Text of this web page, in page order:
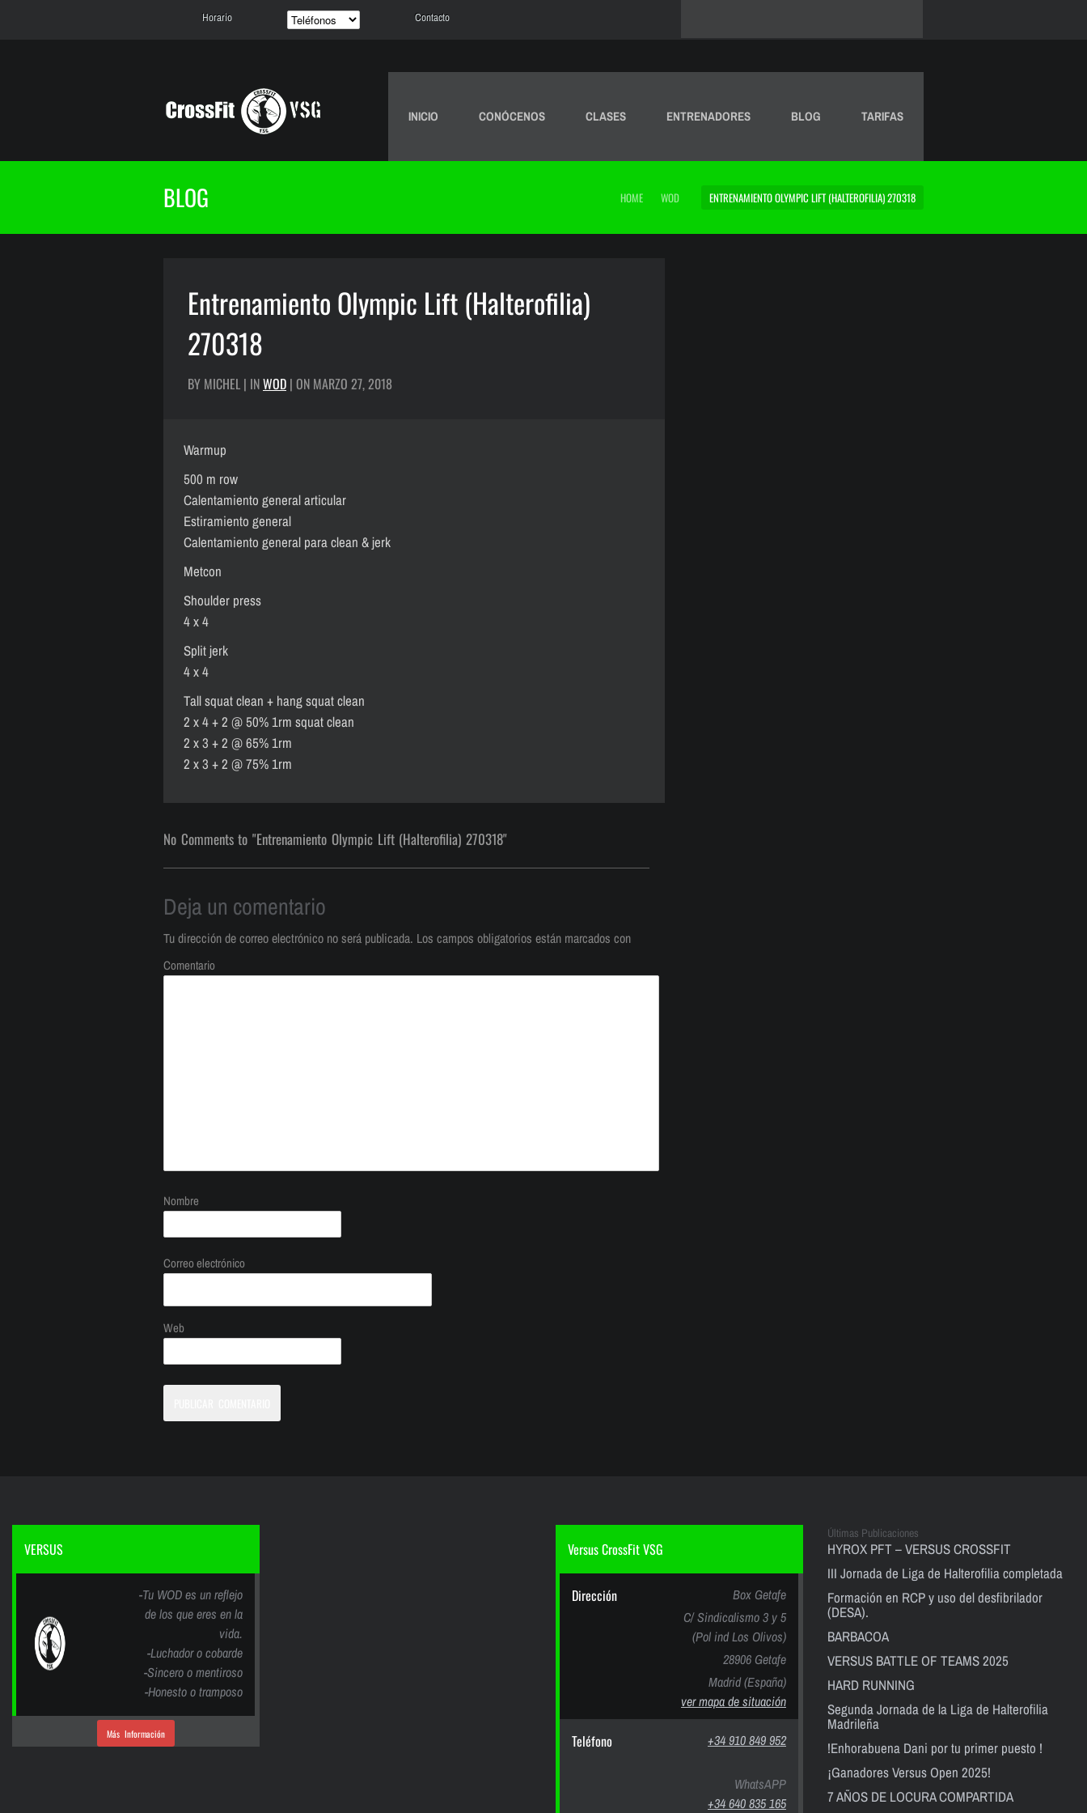
Horario Contacto
INICIO CONÓCENOS CLASES ENTRENADORES BLOG TARIFAS
BLOG HOME WOD ENTRENAMIENTO OLYMPIC LIFT (HALTEROFILIA) 270318
Entrenamiento Olympic Lift (Halterofilia)
270318
BY MICHEL | INWOD | ON MARZO 27, 2018
Warmup
500 m row
Calentamiento general articular
Estiramiento general
Calentamiento general para clean & jerk
Metcon
Shoulder press
4 x 4
Split jerk
4 x 4
Tall squat clean + hang squat clean
2 x 4 + 2 @ 50% 1rm squat clean
2 x 3 + 2 @ 65% 1rm
2 x 3 + 2 @ 75% 1rm
No Comments to "Entrenamiento Olympic Lift (Halterofilia) 270318"
Deja un comentario
Tu dirección de correo electrónico no será publicada. Los campos obligatorios están marcados con
Comentario
Nombre
Correo electrónico
Web
VERSUS
-Tu WOD es un reflejo
de los que eres en la
vida.
-Luchador o cobarde
-Sincero o mentiroso
-Honesto o tramposo
Más Información
Versus CrossFit VSG
Dirección
Box Getafe
C/ Sindicalismo 3 y 5
(Pol ind Los Olivos)
28906 Getafe
Madrid (España)
ver mapa de situación
Teléfono +34 910 849 952
WhatsAPP
+34 640 835 165
Últimas Publicaciones
HYROX PFT – VERSUS CROSSFIT
III Jornada de Liga de Halterofilia completada
Formación en RCP y uso del desfibrilador
(DESA).
BARBACOA
VERSUS BATTLE OF TEAMS 2025
HARD RUNNING
Segunda Jornada de la Liga de Halterofilia
Madrileña
!Enhorabuena Dani por tu primer puesto !
¡Ganadores Versus Open 2025!
7 AÑOS DE LOCURA COMPARTIDA